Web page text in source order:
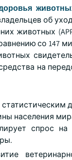
об
животных
со 147
на
населения
спрос на